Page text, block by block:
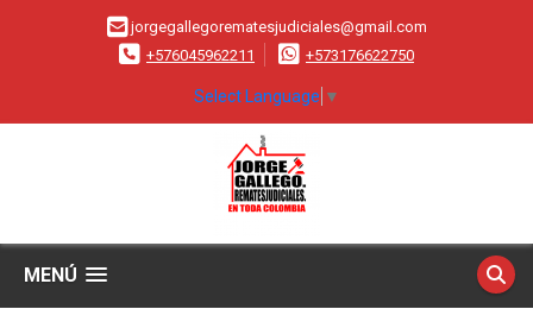
jorgegallegorematesjudiciales@gmail.com
+576045962211
+573176622750
Select Language ▼
MENÚ